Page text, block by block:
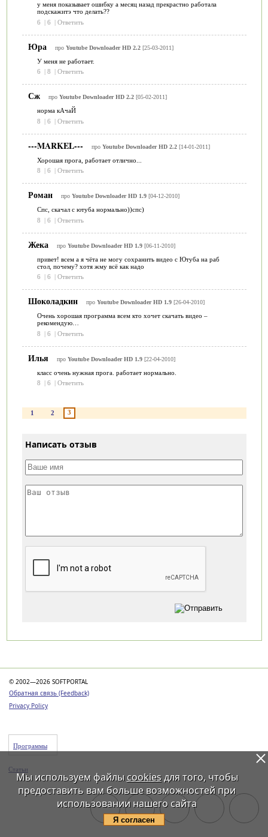
у меня показывает ошибку а месяц назад прекрастно работала
подскажитэ что делать??
6
| 6 | Ответить
Юра про Youtube Downloader HD 2.2[25-03-2011]
У меня не работает.
6
| 8 | Ответить
Сж про Youtube Downloader HD 2.2[05-02-2011]
норма кАчаЙ
8
| 6 | Ответить
---MARKEL--- про Youtube Downloader HD 2.2[14-01-2011]
Хорошая прога, работает отлично...
8
| 6 | Ответить
Роман про Youtube Downloader HD 1.9[04-12-2010]
Спс, скачал с ютуба нормально))спс)
8
| 6 | Ответить
Жека про Youtube Downloader HD 1.9[06-11-2010]
привет! всем а я чёта не могу сохранить видео с Ютуба на раб
стол, почему? хотя жму всё как надо
6
| 6 | Ответить
Шоколадкин про Youtube Downloader HD 1.9[26-04-2010]
Очень хорошая программа всем кто хочет скачать видео –
рекомендую…
8
| 6 | Ответить
Илья про Youtube Downloader HD 1.9[22-04-2010]
класс очень нужная прога. работает нормально.
8
| 6 | Ответить
1 2 3
Написать отзыв
© 2002—2026 SOFTPORTAL
Обратная связь (Feedback)
Privacy Policy
Программы
Статьи
Мы используем файлы cookiesдля того, чтобы
предоставить вам больше возможностей при
использовании нашего сайта